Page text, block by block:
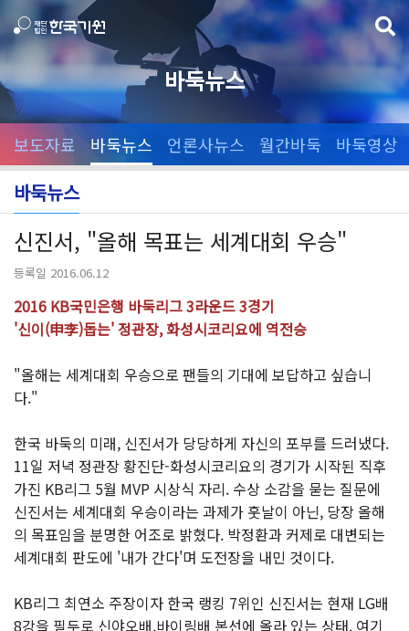
바둑뉴스
보도자료 바둑뉴스 언론사뉴스 월간바둑 바둑영상
바둑뉴스
신진서, "올해 목표는 세계대회 우승"
등록일 2016.06.12
2016 KB국민은행 바둑리그 3라운드 3경기
'신이(申李)돕는' 정관장, 화성시코리요에 역전승
"올해는 세계대회 우승으로 팬들의 기대에 보답하고 싶습니
다."
한국 바둑의 미래, 신진서가 당당하게 자신의 포부를 드러냈다.
11일 저녁 정관장 황진단-화성시코리요의 경기가 시작된 직후
가진 KB리그 5월 MVP 시상식 자리. 수상 소감을 묻는 질문에
신진서는 세계대회 우승이라는 과제가 훗날이 아닌, 당장 올해
의 목표임을 분명한 어조로 밝혔다. 박정환과 커제로 대변되는
세계대회 판도에 '내가 간다'며 도전장을 내민 것이다.
KB리그 최연소 주장이자 한국 랭킹 7위인 신진서는 현재 LG배
8강을 필두로 신야오배.바이링배 본선에 올라 있는 상태. 여기